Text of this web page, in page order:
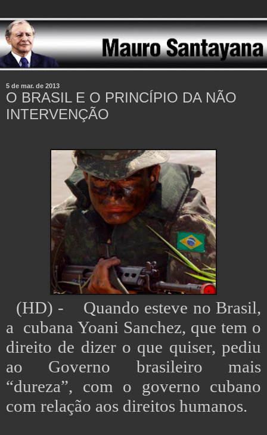
5 de mar. de 2013
O BRASIL E O PRINCÍPIO DA NÃO
INTERVENÇÃO
(HD) - Quando esteve no Brasil,
a cubana Yoani Sanchez, que tem o
direito de dizer o que quiser, pediu
ao Governo brasileiro mais
“dureza”, com o governo cubano
com relação aos direitos humanos.